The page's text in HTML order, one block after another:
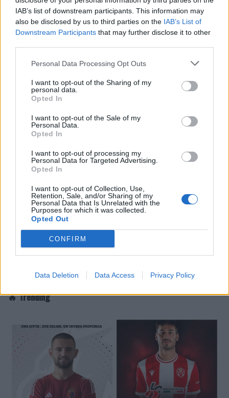
IAB’s list of downstream participants. This information may
also be disclosed by us to third parties on the IAB’s List of
Downstream Participants that may further disclose it to other
Personal Data Processing Opt Outs
I want to opt-out of the Sharing of my
personal data.
Opted In
I want to opt-out of the Sale of my
Personal Data.
Opted In
I want to opt-out of processing my
Personal Data for Targeted Advertising.
Opted In
I want to opt-out of Collection, Use,
Retention, Sale, and/or Sharing of my
Personal Data that Is Unrelated with the
Purposes for which it was collected.
Opted Out
CONFIRM
Data Deletion Data Access Privacy Policy
🔥 Trending